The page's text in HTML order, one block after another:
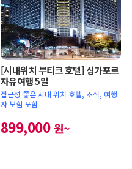
[시내위치 부티크 호텔] 싱가포르
자유여행 5일
접근성 좋은 시내 위치 호텔, 조식, 여행
자 보험 포함
899,000원~